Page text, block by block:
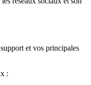
et vos principales
: